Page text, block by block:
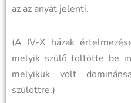
az az anyát jelenti.
(A IV-X házak
melyik szülő töltötte be
melyikük volt
szülöttre.)